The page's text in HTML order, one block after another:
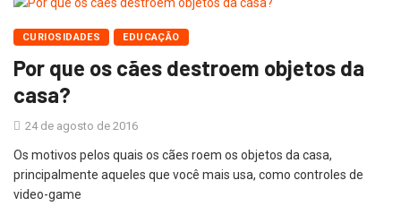
CURIOSIDADES EDUCAÇÃO
Por que os cães destroem objetos da
casa?
24 de agosto de 2016
Os motivos pelos quais os cães roem os objetos da casa,
principalmente aqueles que você mais usa, como controles de
video-game